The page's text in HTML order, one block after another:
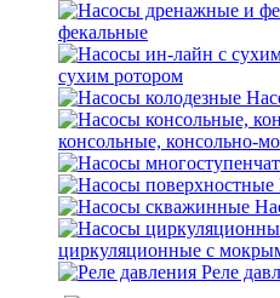
фекальные
сухим ротором
консольные, консольно-
циркуляционные с
Реле